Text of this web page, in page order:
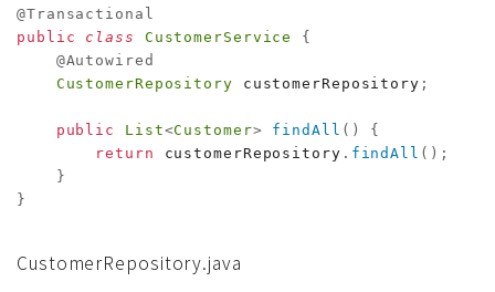
@Transactional
public
class CustomerService
{
@Autowired
CustomerRepository customerRepository ;
public List<Customer> findAll ( )
{
return
customerRepository . findAll ( ) ;
}
}
CustomerRepository.java